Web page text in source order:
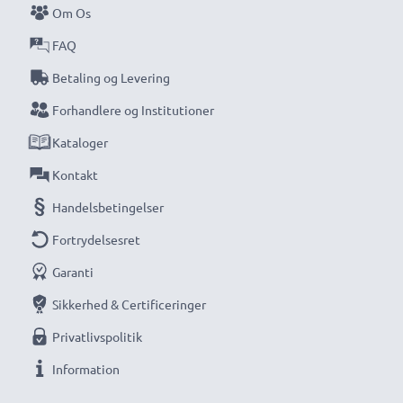
kompakte LCD-batterioplader fra CELLONIC.
Bestil nu med hurtig levering og 3 års garanti!
Om Os
FAQ
Betaling og Levering
Forhandlere og Institutioner
Kataloger
Kontakt
Handelsbetingelser
Fortrydelsesret
Garanti
Sikkerhed & Certificeringer
Privatlivspolitik
Information